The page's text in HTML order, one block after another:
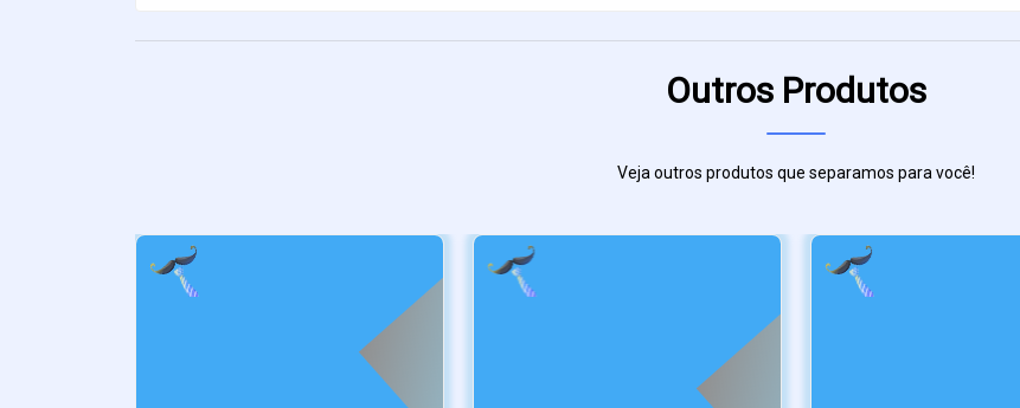
Outros Produtos
Veja outros produtos que separamos para você!